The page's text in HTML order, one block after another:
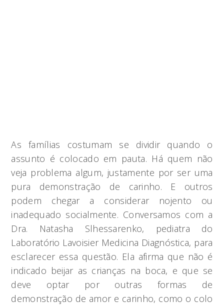
As famílias costumam se dividir quando o
assunto é colocado em pauta. Há quem não
veja problema algum, justamente por ser uma
pura demonstração de carinho. E outros
podem chegar a considerar nojento ou
inadequado socialmente. Conversamos com a
Dra. Natasha Slhessarenko, pediatra do
Laboratório Lavoisier Medicina Diagnóstica, para
esclarecer essa questão. Ela afirma que não é
indicado beijar as crianças na boca, e que se
deve optar por outras formas de
demonstração de amor e carinho, como o colo